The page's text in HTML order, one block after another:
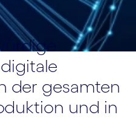
der gesamten
und in